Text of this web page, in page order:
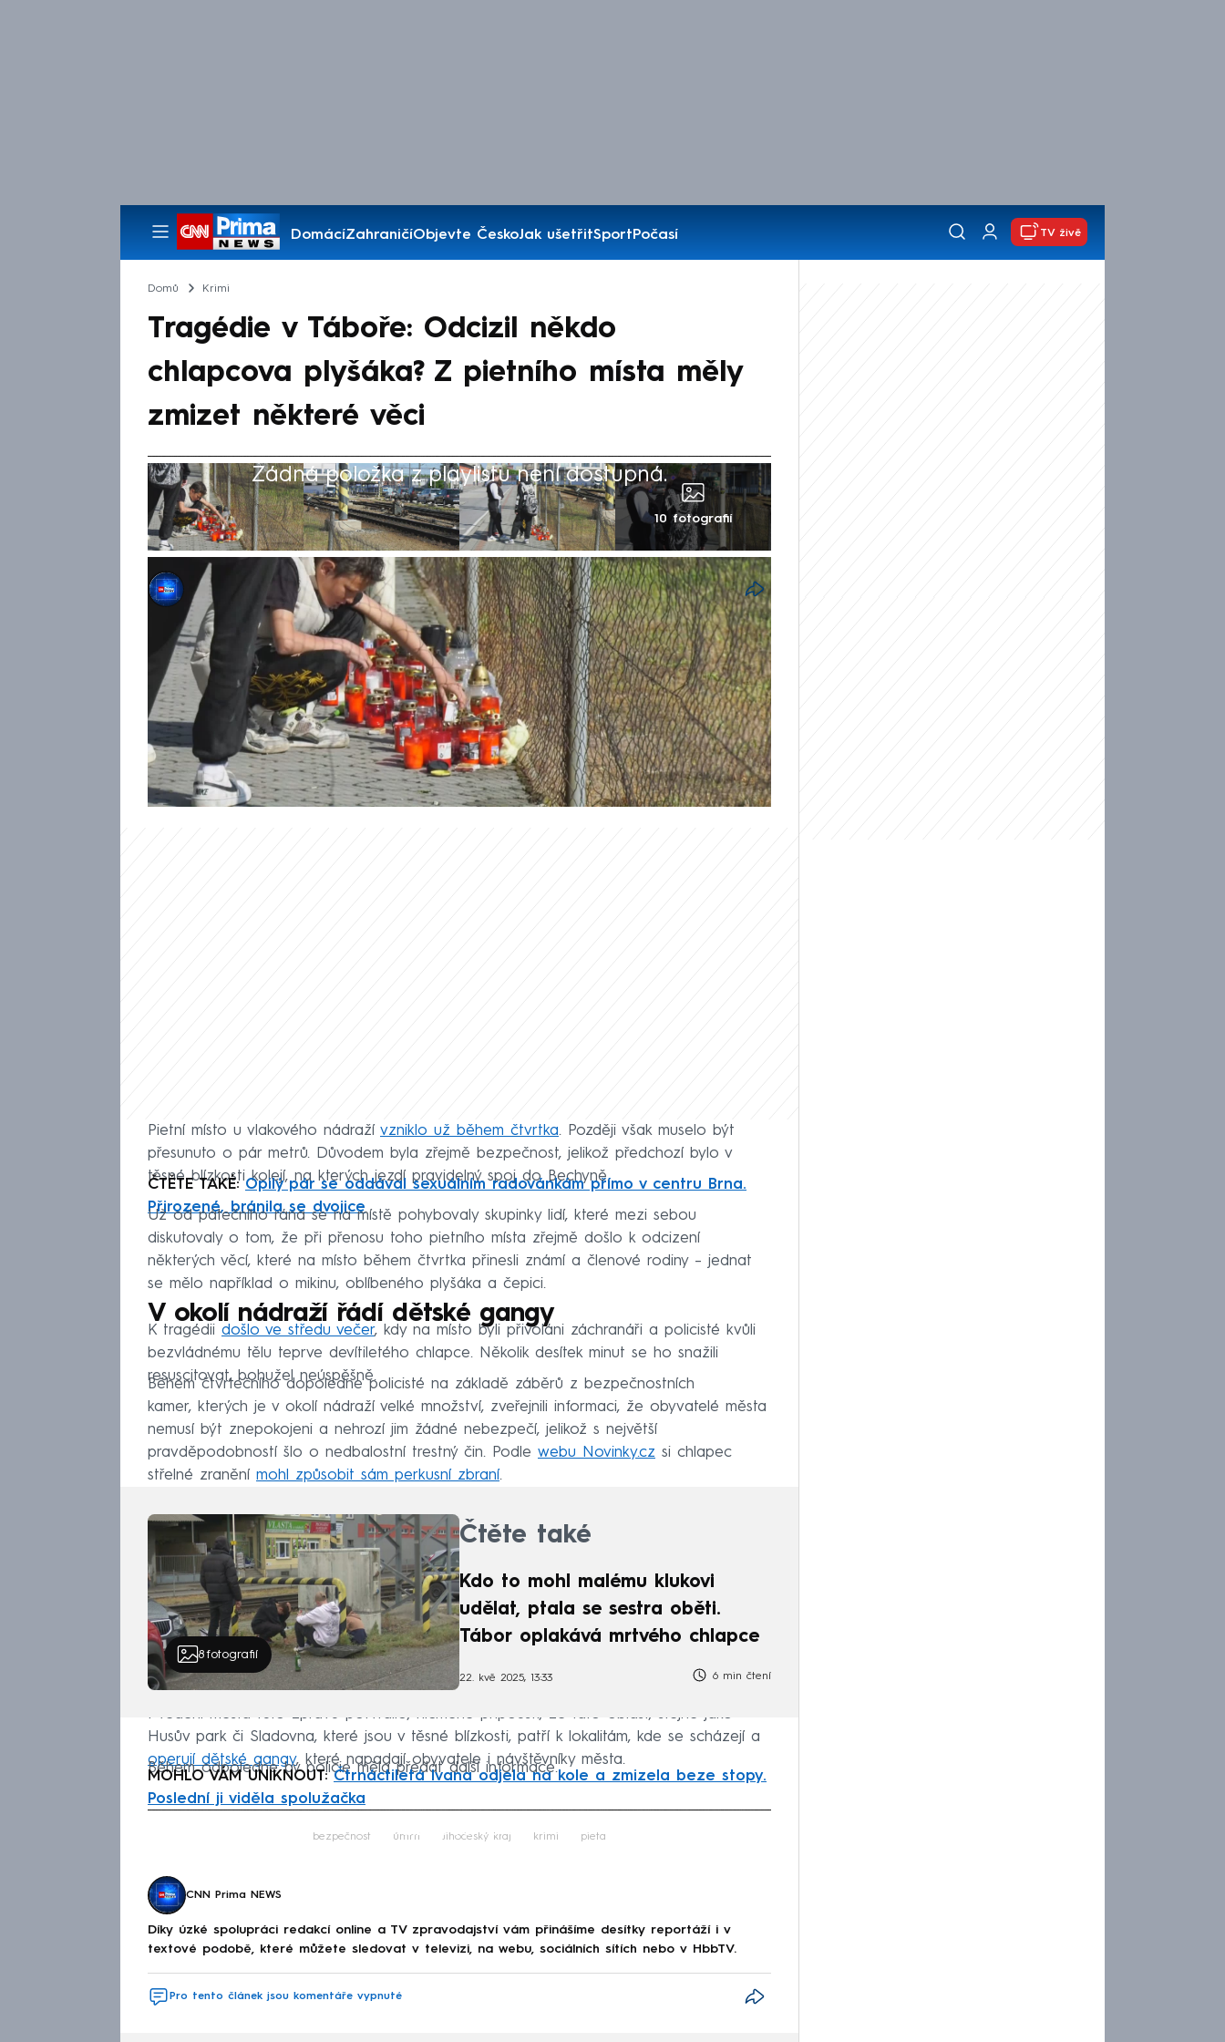
DomácíZahraničíObjevte ČeskoJak ušetřitSportPočasí
Pořady
TV živě
Domů Krimi
Tragédie v Táboře: Odcizil někdo
chlapcova plyšáka? Z pietního místa měly
zmizet některé věci
Žádná položka z playlistu není dostupná.
10 fotografií
CNN Prima NEWS
23. kvě 2025, 10:52
Tábor je i v pátek zahalen do smutku – na místě, kde zemřel teprve
devítiletý chlapec, se nadále scházejí jeho blízcí, zapalují svíčky a
vzpomínají na společné chvíle. Podle reportéra CNN Prima NEWS na
místě ale zaznívají připomínky, že byly zřejmě odcizeny některé z věcí,
které ve čtvrtek donesla rodina a kamarádi chlapce. Pietní místo
muselo být z bezpečnostních důvodů posunuto o pár metrů směrem na
chodník.
Pietní místo u vlakového nádraží vzniklo už během čtvrtka. Později však muselo být
přesunuto o pár metrů. Důvodem byla zřejmě bezpečnost, jelikož předchozí bylo v
těsné blízkosti kolejí, na kterých jezdí pravidelný spoj do Bechyně.
ČTĚTE TAKÉ:Opilý pár se oddával sexuálním radovánkám přímo v centru Brna.
Přirozené, bránila se dvojice
Už od pátečního rána se na místě pohybovaly skupinky lidí, které mezi sebou
diskutovaly o tom, že při přenosu toho pietního místa zřejmě došlo k odcizení
některých věcí, které na místo během čtvrtka přinesli známí a členové rodiny – jednat
se mělo například o mikinu, oblíbeného plyšáka a čepici.
V okolí nádraží řádí dětské gangy
K tragédii došlo ve středu večer, kdy na místo byli přivoláni záchranáři a policisté kvůli
bezvládnému tělu teprve devítiletého chlapce. Několik desítek minut se ho snažili
resuscitovat, bohužel neúspěšně.
Během čtvrtečního dopoledne policisté na základě záběrů z bezpečnostních
kamer, kterých je v okolí nádraží velké množství, zveřejnili informaci, že obyvatelé města
nemusí být znepokojeni a nehrozí jim žádné nebezpečí, jelikož s největší
pravděpodobností šlo o nedbalostní trestný čin. Podle webu Novinky.cz si chlapec
střelné zranění mohl způsobit sám perkusní zbraní.
8fotografií
Čtěte také
Kdo to mohl malému klukovi
udělat, ptala se sestra oběti.
Tábor oplakává mrtvého chlapce
22. kvě 2025, 13:33 6 min čtení
I vedení města tuto zprávu potvrdilo, nicméně připouští, že tato oblast, stejně jako
Husův park či Sladovna, které jsou v těsné blízkosti, patří k lokalitám, kde se scházejí a
operují dětské gangy, které napadají obyvatele i návštěvníky města.
Během odpoledne by policie měla předat další informace.
MOHLO VÁM UNIKNOUT:Čtrnáctiletá Ivana odjela na kole a zmizela beze stopy.
Poslední ji viděla spolužačka
Failed to fetch
bezpečnost úmrtí Jihočeský kraj krimi pieta
CNN Prima NEWS
Díky úzké spolupráci redakcí online a TV zpravodajství vám přinášíme desítky reportáží i v
textové podobě, které můžete sledovat v televizi, na webu, sociálních sítích nebo v HbbTV.
Pro tento článek jsou komentáře vypnuté